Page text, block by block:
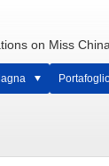
on Miss